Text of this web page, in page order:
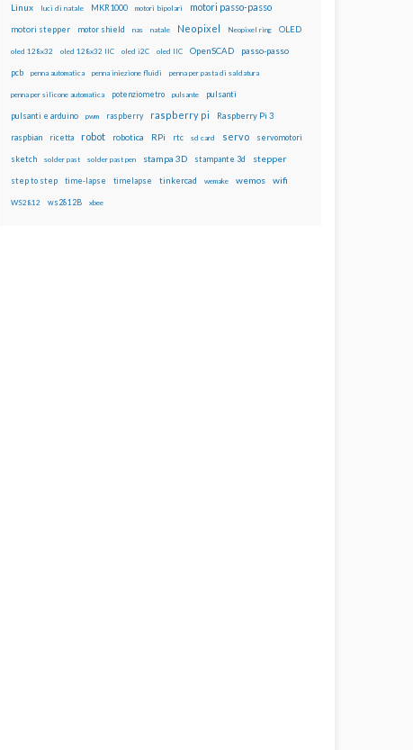
Linux luci di natale MKR1000 motori bipolari motori passo-passo
motori stepper motor shield nas natale Neopixel Neopixel ring OLED
oled 128x32 oled 128x32 IIC oled i2C oled IIC OpenSCAD passo-passo
pcb penna automatica penna iniezione fluidi penna per pasta di saldatura
penna per silicone automatica potenziometro pulsante pulsanti
pulsanti e arduino pwm raspberry raspberry pi Raspberry Pi 3
raspbian ricetta robot robotica RPi rtc sd card servo servomotori
sketch solder past solder past pen stampa 3D stampante 3d stepper
step to step time-lapse timelapse tinkercad wemake wemos wifi
WS2812 ws2812B xbee